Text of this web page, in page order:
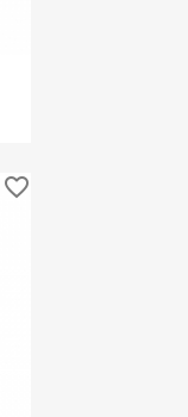
favorite_border